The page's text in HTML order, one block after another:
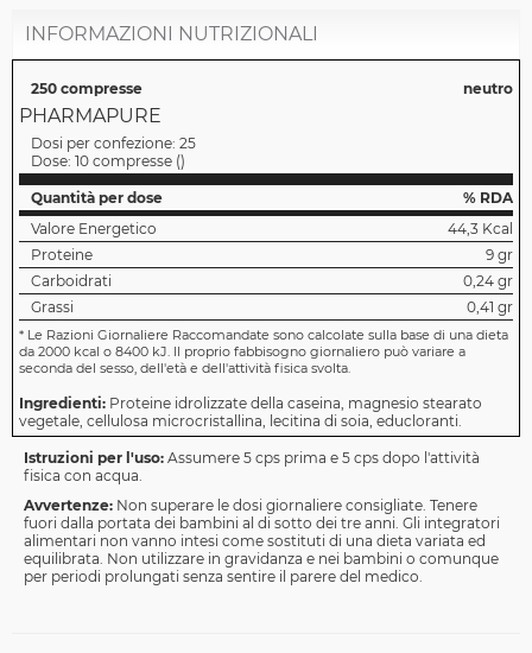
INFORMAZIONI NUTRIZIONALI
250 compresse neutro
PHARMAPURE
Dosi per confezione: 25
Dose: 10 compresse ()
Quantità per dose
% RDA
Valore Energetico
44,3 Kcal
Proteine
9 gr
Carboidrati
0,24 gr
Grassi
0,41 gr
* Le Razioni Giornaliere Raccomandate sono calcolate sulla base di una dieta
da 2000 kcal o 8400 kJ. Il proprio fabbisogno giornaliero può variare a
seconda del sesso, dell'età e dell'attività fisica svolta.
Ingredienti: Proteine idrolizzate della caseina, magnesio stearato
vegetale, cellulosa microcristallina, lecitina di soia, educloranti.
Istruzioni per l'uso: Assumere 5 cps prima e 5 cps dopo l'attività
fisica con acqua.
Avvertenze: Non superare le dosi giornaliere consigliate. Tenere
fuori dalla portata dei bambini al di sotto dei tre anni. Gli integratori
alimentari non vanno intesi come sostituti di una dieta variata ed
equilibrata. Non utilizzare in gravidanza e nei bambini o comunque
per periodi prolungati senza sentire il parere del medico.